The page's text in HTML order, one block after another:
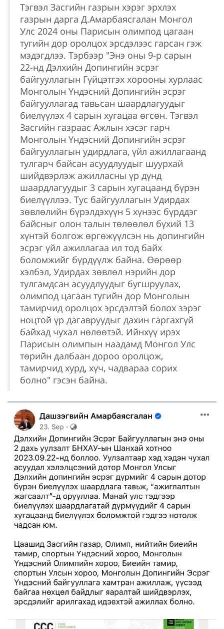
Тэгвэл Засгийн газрын хэрэг эрхлэх
газрын дарга Д.Амарбаясгалан Монгол
Улс 2024 оны Парисын олимпод цагаан
тугийн дор оролцох эрсдэлээс гарсан гэж
мэдэгдлээ. Тэрбээр "Энэ оны 9-р сарын
22-нд Дэлхийн Допингийн эсрэг
байгууллагын Гүйцэтгэх хорооны хурлаас
Монголын Үндэсний Допингийн эсрэг
байгууллагад тавьсан шаардлагуудыг
биелүүлэх 4 сарын хугацаа өгсөн. Тэгвэл
Засгийн газраас Ажлын хэсэг гарч
Монголын Үндэсний Допингийн эсрэг
байгууллагын удирдлага, үйл ажиллагаанд
тулгарч байсан асуудлуудыг шуурхай
шийдвэрлэж ажилласны үр дүнд
шаардлагуудыг 3 сарын хугацаанд бүрэн
биелүүллээ. Тус байгууллагын Удирдах
зөвлөлийн бүрэлдэхүүн 5 хүнээс бүрддэг
байсныг олон талын төлөөлөл бүхий 13
хүнтэй болгож өргөжүүлсэн нь допингийн
эсрэг үйл ажиллагаа ил тод байх
боломжийг бүрдүүлж байна. Өөрөөр
хэлбэл, Удирдах зөвлөл нэрийн дор
тулгамдсан асуудлуудыг бугшруулах,
олимпод цагаан тугийн дор Монголын
тамирчид оролцох эрсдэлтэй болох зэрэг
ноцтой үр дагавруудыг дахин гаргахгүй
байхад чухал нөлөөтэй. Ийнхүү ирэх
Парисын олимпын наадамд Монгол Улс
төрийн далбаан дороо оролцож,
тамирчид хурд, хүч, чадвараа сорих
болно" гэсэн байна.